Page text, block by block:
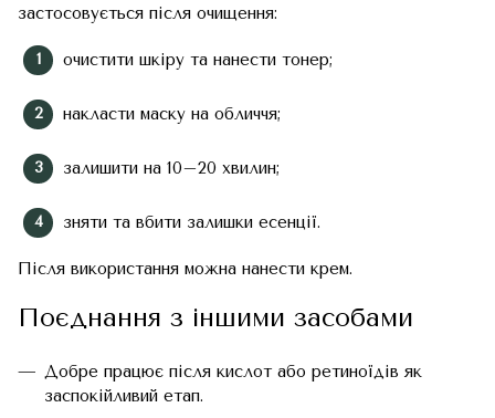
застосовується після очищення:
очистити шкіру та нанести тонер;
накласти маску на обличчя;
залишити на 10–20 хвилин;
зняти та вбити залишки есенції.
Після використання можна нанести крем.
Поєднання з іншими засобами
Добре працює після кислот або ретиноїдів як
заспокійливий етап.